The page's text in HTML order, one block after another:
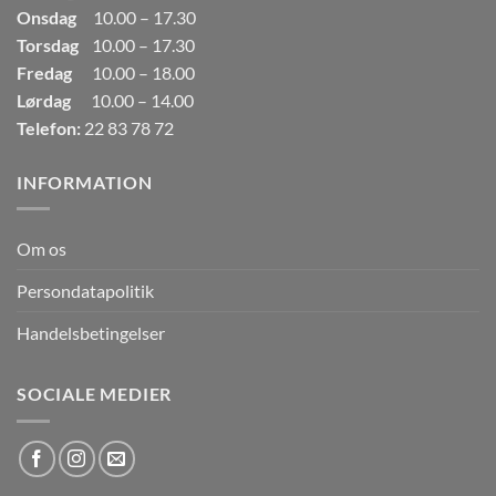
Onsdag
10.00 – 17.30
Torsdag
10.00 – 17.30
Fredag
10.00 – 18.00
Lørdag
10.00 – 14.00
Telefon: 22 83 78 72
INFORMATION
Om os
Persondatapolitik
Handelsbetingelser
SOCIALE MEDIER